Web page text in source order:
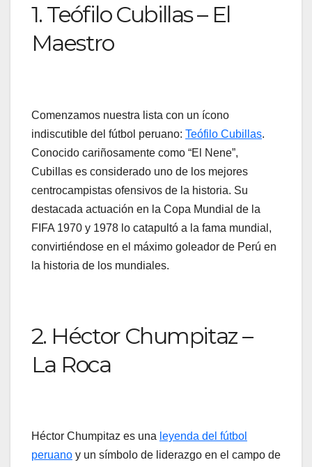
1. Teófilo Cubillas – El
Maestro
Comenzamos nuestra lista con un ícono
indiscutible del fútbol peruano: Teófilo Cubillas.
Conocido cariñosamente como “El Nene”,
Cubillas es considerado uno de los mejores
centrocampistas ofensivos de la historia. Su
destacada actuación en la Copa Mundial de la
FIFA 1970 y 1978 lo catapultó a la fama mundial,
convirtiéndose en el máximo goleador de Perú en
la historia de los mundiales.
2. Héctor Chumpitaz –
La Roca
Héctor Chumpitaz es una leyenda del fútbol
peruano y un símbolo de liderazgo en el campo de